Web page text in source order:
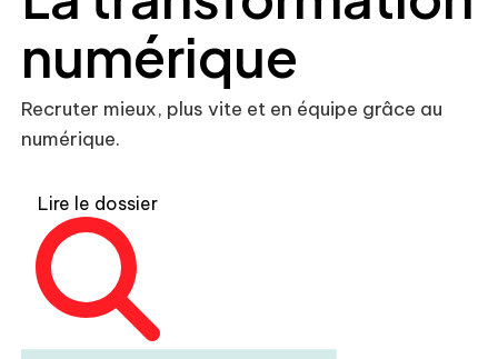
numérique
Recruter mieux, plus vite et en équipe grâce au
numérique.
Lire le dossier